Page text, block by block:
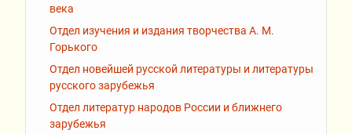
века
Отдел изучения и издания творчества А. М.
Горького
Отдел новейшей русской литературы и литературы
русского зарубежья
Отдел литератур народов России и ближнего
зарубежья